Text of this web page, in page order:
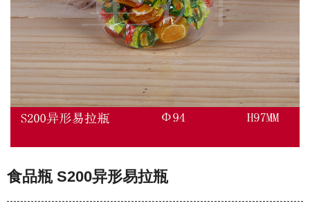
食品瓶 S200异形易拉瓶